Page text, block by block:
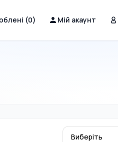
(0) Мій акаунт